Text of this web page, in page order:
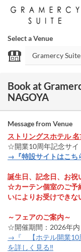
Select a Venue
Book at
NAGOYA
Message from Venue
ストリングスホテル
☆開業10周年記念サ
→『特設サイトはこち
誕生日、記念日、お祝
☆カーテン個室のご予
いによりお受けできな
～フェアのご案内～
☆開催期間：2026年
→『 【ホテル開業10
を詳しく見る‼